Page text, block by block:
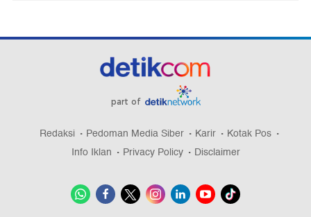
part of
Redaksi Pedoman Media Siber Karir
Kotak Pos
Info Iklan
Privacy Policy Disclaimer